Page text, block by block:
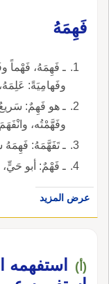
فَهِمَهُ
ـ فَهِمَهُ، فَهْماً
وفَهامِيَةً:
ـ هو فَهِمٌ:
وفَهَّمْتُه،
ـ تَفَهَّمَهُ: فَهِمَهُ
ـ فَهْمٌ: أبو
عرض المزيد
(أ)
استفهمه